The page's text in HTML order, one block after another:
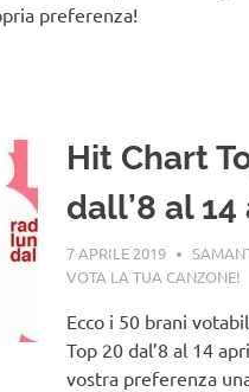
preferenza!
Hit Chart
dall’8 al
7 APRILE 2019
VOTA LA TUA CANZONE!
Ecco i 50 brani
Top 20 dal’8 al 14
vostra preferenza